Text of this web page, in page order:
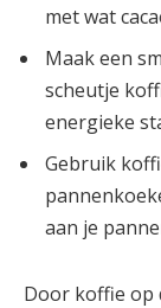
met wat
Maak een
scheutje
energieke
Gebruik
aan je
Door koffie op